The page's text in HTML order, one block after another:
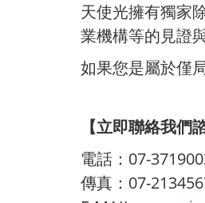
天使光擁有獨家
業機構等的見證
如果您是屬於僅
【立即聯絡我們
電話：07-
傳真：07-